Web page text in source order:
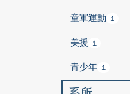
童軍運動 1
美援 1
青少年 1